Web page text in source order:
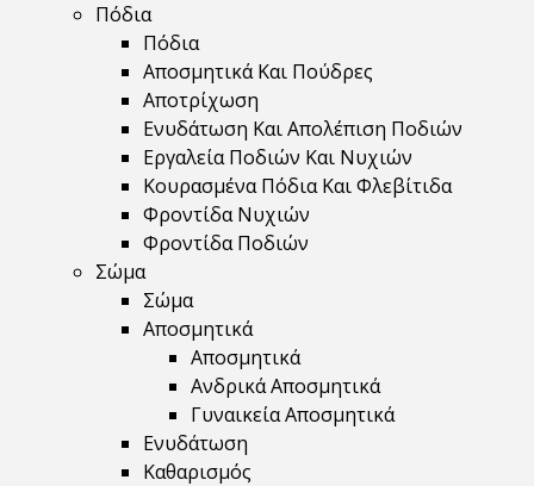
Πόδια
Πόδια
Αποσμητικά Και Πούδρες
Αποτρίχωση
Ενυδάτωση Και Απολέπιση Ποδιών
Εργαλεία Ποδιών Και Νυχιών
Κουρασμένα Πόδια Και Φλεβίτιδα
Φροντίδα Νυχιών
Φροντίδα Ποδιών
Σώμα
Σώμα
Αποσμητικά
Αποσμητικά
Ανδρικά Αποσμητικά
Γυναικεία Αποσμητικά
Ενυδάτωση
Καθαρισμός